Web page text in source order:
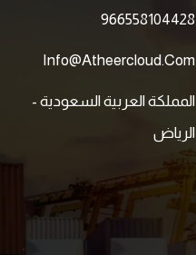
966558104428
Info@atheercloud.com
المملكة العربية السعودية -
الرياض